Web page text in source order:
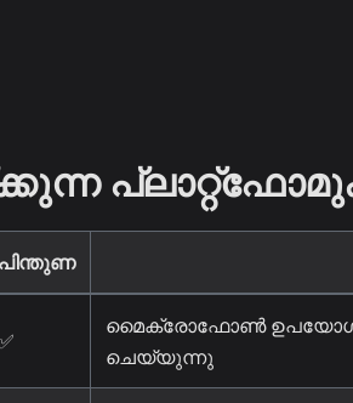
പിന്തുണ
മൈക്രോഫോൺ
ചെയ്യുന്നു